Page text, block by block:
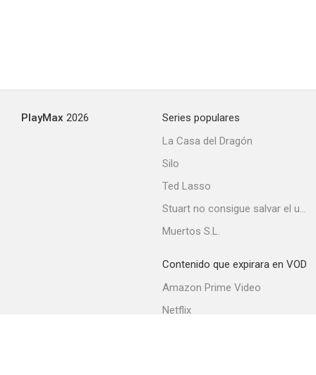
PlayMax 2026
Series populares
La Casa del Dragón
Silo
Ted Lasso
Stuart no consigue salvar el universo
Muertos S.L.
Contenido que expirara en VOD
Amazon Prime Video
Netflix